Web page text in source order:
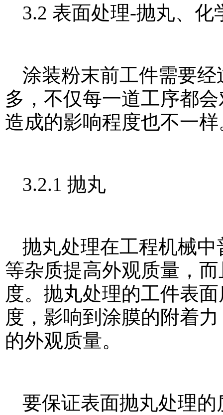
3.2 表面处理-抛丸、化
涂装粉末前工件需要
多，不仅每一道工序都
造成的影响程度也不一样
3.2.1 抛丸
抛丸处理在工程机械
等杂质提高外观质量，
度。抛丸处理的工件表
度，影响到涂膜的附着
的外观质量。
要保证表面抛丸处理